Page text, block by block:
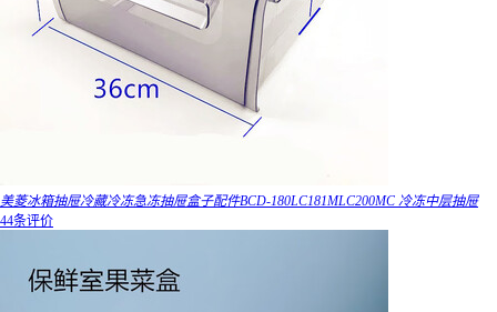
美菱冰箱抽屉冷藏冷冻急冻抽屉盒子配件BCD-180LC181MLC200MC 冷冻中层抽屉
44条评价